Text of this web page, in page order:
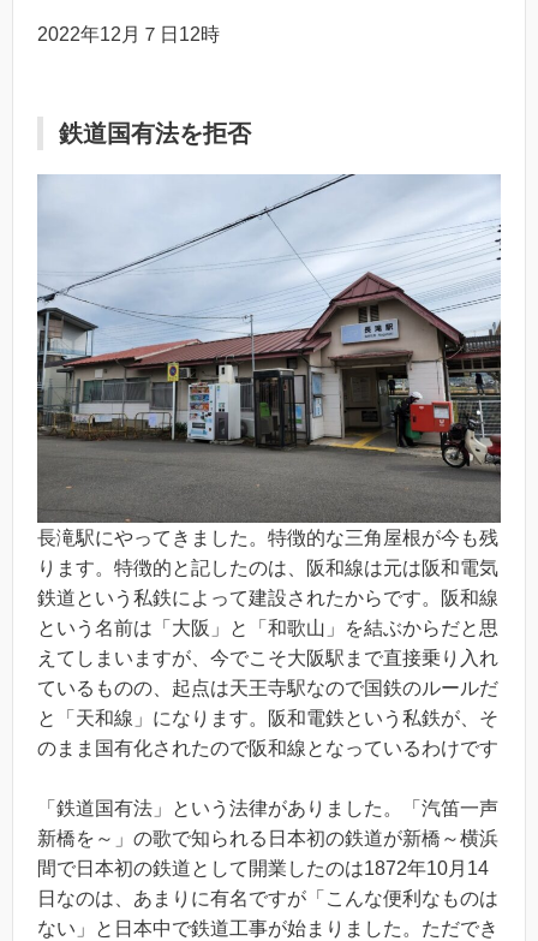
2022年12月７日12時
鉄道国有法を拒否
長滝駅にやってきました。特徴的な三角屋根が今も残
ります。特徴的と記したのは、阪和線は元は阪和電気
鉄道という私鉄によって建設されたからです。阪和線
という名前は「大阪」と「和歌山」を結ぶからだと思
えてしまいますが、今でこそ大阪駅まで直接乗り入れ
ているものの、起点は天王寺駅なので国鉄のルールだ
と「天和線」になります。阪和電鉄という私鉄が、そ
のまま国有化されたので阪和線となっているわけです
「鉄道国有法」という法律がありました。「汽笛一声
新橋を～」の歌で知られる日本初の鉄道が新橋～横浜
間で日本初の鉄道として開業したのは1872年10月14
日なのは、あまりに有名ですが「こんな便利なものは
ない」と日本中で鉄道工事が始まりました。ただでき